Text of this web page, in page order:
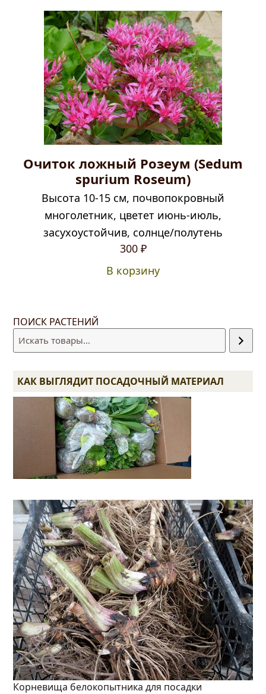
Очиток ложный Розеум (Sedum
spurium Roseum)
Высота 10-15 см, почвопокровный
многолетник, цветет июнь-июль,
засухоустойчив, солнце/полутень
300 ₽
В корзину
ПОИСК РАСТЕНИЙ
КАК ВЫГЛЯДИТ ПОСАДОЧНЫЙ МАТЕРИАЛ
Корневища белокопытника для посадки